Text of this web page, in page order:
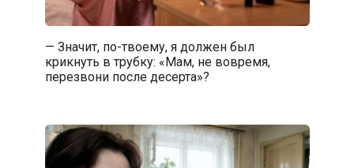
— Значит, по-твоему, я должен был
крикнуть в трубку: «Мам, не вовремя,
перезвони после десерта»?